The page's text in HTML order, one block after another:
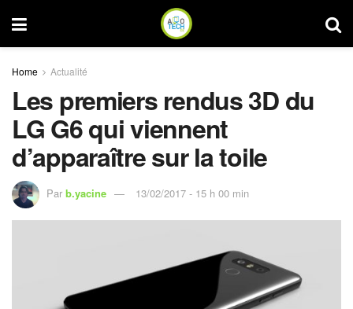
Home Actualité
Les premiers rendus 3D du
LG G6 qui viennent
d’apparaître sur la toile
Par b.yacine 13/02/2017 - 15 h 00 min